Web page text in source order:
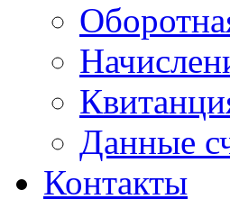
Данные
Контакты